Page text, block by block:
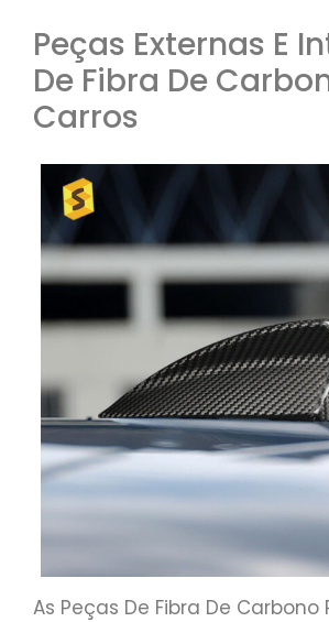
Peças Externas E
De Fibra De
Carros
As Peças De Fibra De Carbono